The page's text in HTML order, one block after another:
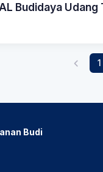
Budidaya
1
Budi